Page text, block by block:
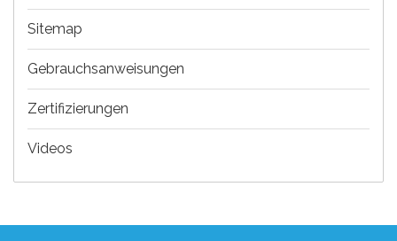
Sitemap
Gebrauchsanweisungen
Zertifizierungen
Videos